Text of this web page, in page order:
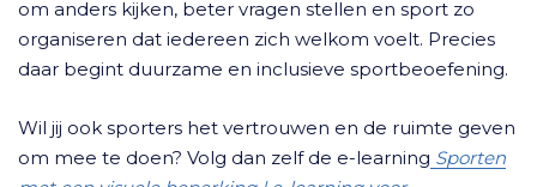
om anders kijken, beter vragen stellen en sport zo
organiseren dat iedereen zich welkom voelt. Precies
daar begint duurzame en inclusieve sportbeoefening.
Wil jij ook sporters het vertrouwen en de ruimte geven
om mee te doen? Volg dan zelf de e-learning Sporten